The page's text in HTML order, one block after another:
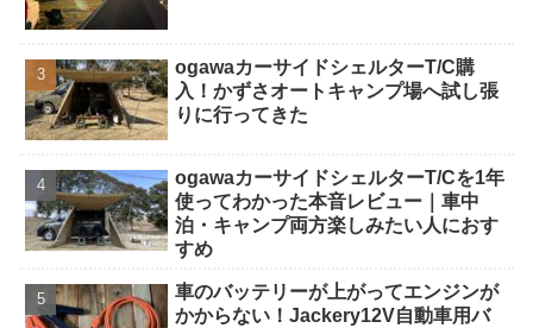
ogawaカーサイドシェルターT/C購
入！かずさオートキャンプ場へ試し張
りに行ってきた
ogawaカーサイドシェルターT/Cを1年
使ってわかった本音レビュー｜車中
泊・キャンプ両方楽しみたい人におす
すめ
車のバッテリーが上がってエンジンが
かからない！Jackery12V自動車用バ